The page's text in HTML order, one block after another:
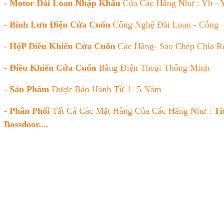
- Motor Đài Loan Nhập Khẩu Của Các Hãng Như : Yh -
- Bình Lưu Điện Cửa Cuốn Công Nghệ Đài Loan - Công
- HộP Điều Khiển Cửa Cuốn Các Hãng- Sao Chép Chìa
- Điều Khiển Cửa Cuốn Bằng Điện Thoại Thông Minh
- Sản Phẩm Được Bảo Hành Từ 1- 5 Năm
- Phân Phối Tất Cả Các Mặt Hàng Của Các Hãng Như :
Bossdoor....